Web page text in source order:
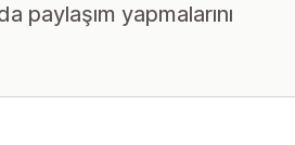
yapmalarını